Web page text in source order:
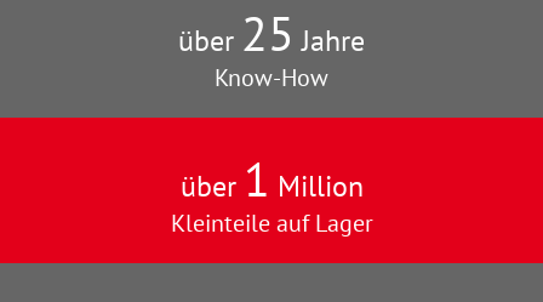
über 25 Jahre
Know-How
über 1 Million
Kleinteile auf Lager